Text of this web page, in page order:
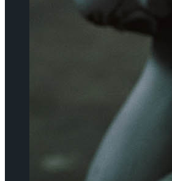
프리 스케이팅 경기 결과
[현장스케치] 이규리-전
2026 ISU 피겨 JGP 파견
고나연, 2026 ISU 피겨
프리 스케이팅 경기 결과
[현장스케치] 이규리-전